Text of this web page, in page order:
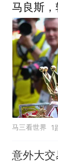
马良斯
马三看世界 1
意外大